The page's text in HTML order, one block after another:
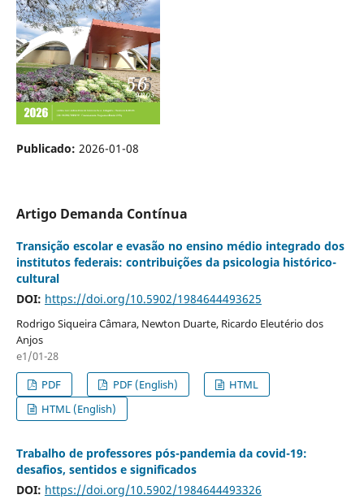
Publicado: 2026-01-08
Artigo Demanda Contínua
Transição escolar e evasão no ensino médio integrado dos
institutos federais: contribuições da psicologia histórico-
cultural
DOI: https://doi.org/10.5902/1984644493625
Rodrigo Siqueira Câmara, Newton Duarte, Ricardo Eleutério dos
Anjos
e1/01-28
PDF
PDF (English)
HTML
HTML (English)
Trabalho de professores pós-pandemia da covid-19:
desafios, sentidos e significados
DOI: https://doi.org/10.5902/1984644493326